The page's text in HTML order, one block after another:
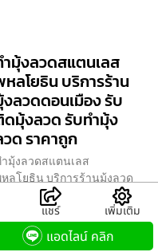
มุ้งลวดสแตนเลส
ลโยธิน บริการร้าน
ลวดดอนเมือง รับ
มุ้งลวด รับทำมุ้ง
ด ราคาถูก
มุ้งลวดสแตนเลส
ลโยธิน บริการร้านมุ้งลวด
นเมือง รับติดตั้งมุ้งลวด รับ
ทำมุ้งลวด รับติดตั้งกระจกอลูมิ
เนียม แบบครบวงจร ร
แชร์ เพิ่มเติม
แอดไลน์ คลิก